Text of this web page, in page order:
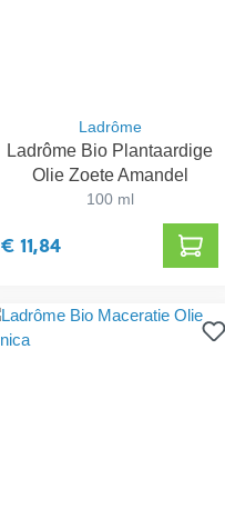
Ladrôme
Ladrôme Bio Plantaardige
Olie Zoete Amandel
100 ml
€ 11,84